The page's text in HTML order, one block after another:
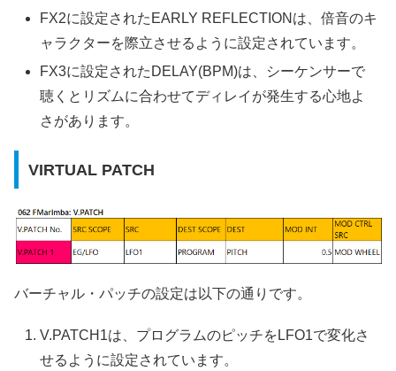
FX2に設定されたEARLY REFLECTIONは、倍音のキ
ャラクターを際立させるように設定されています。
FX3に設定されたDELAY(BPM)は、シーケンサーで
聴くとリズムに合わせてディレイが発生する心地よ
さがあります。
VIRTUAL PATCH
バーチャル・パッチの設定は以下の通りです。
V.PATCH1は、プログラムのピッチをLFO1で変化さ
せるように設定されています。